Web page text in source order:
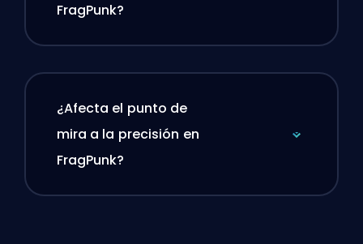
FragPunk?
¿Afecta el punto de
mira a la precisión en
FragPunk?